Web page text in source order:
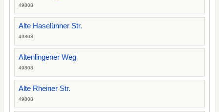
49808
Alte Haselünner Str.
49808
Altenlingener Weg
49808
Alte Rheiner Str.
49808